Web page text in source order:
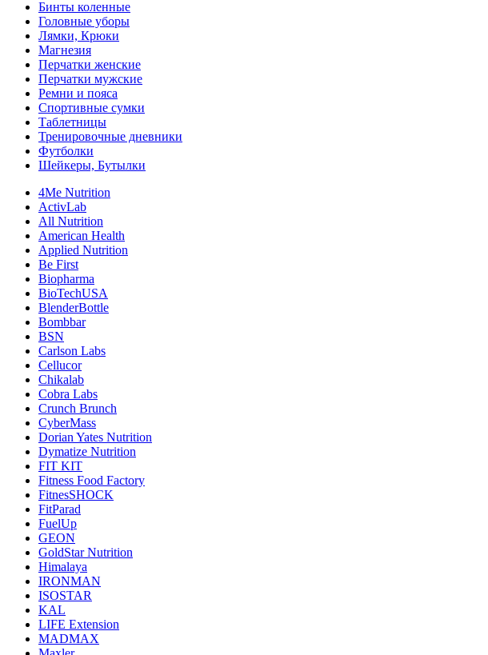
Бинты коленные
Головные уборы
Лямки, Крюки
Магнезия
Перчатки женские
Перчатки мужские
Ремни и пояса
Спортивные сумки
Таблетницы
Тренировочные дневники
Футболки
Шейкеры, Бутылки
4Me Nutrition
ActivLab
All Nutrition
American Health
Applied Nutrition
Be First
Biopharma
BioTechUSA
BlenderBottle
Bombbar
BSN
Carlson Labs
Cellucor
Chikalab
Cobra Labs
Crunch Brunch
CyberMass
Dorian Yates Nutrition
Dymatize Nutrition
FIT KIT
Fitness Food Factory
FitnesSHOCK
FitParad
FuelUp
GEON
GoldStar Nutrition
Himalaya
IRONMAN
ISOSTAR
KAL
LIFE Extension
MADMAX